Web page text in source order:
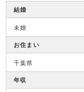
結婚
未婚
お住まい
千葉県
年収